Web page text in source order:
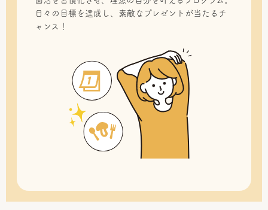
日々の目標を達成し、素敵なプレゼントが当たるチ
ャンス！